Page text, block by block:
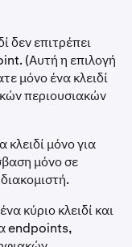
δεν επιτρέπει
(Αυτή η επιλογή
μόνο ένα κλειδί
περιουσιακών
κλειδί μόνο για
μόνο σε
κύριο κλειδί και
endpoints,